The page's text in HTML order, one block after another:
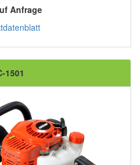
Anfrage
1501